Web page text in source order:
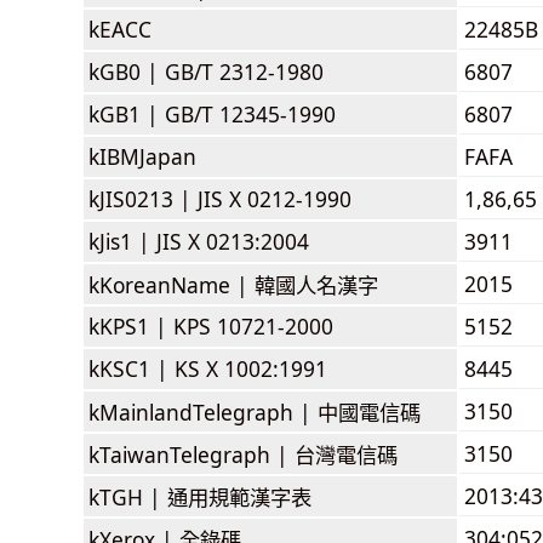
kEACC
22485B
kGB0 | GB/T 2312-1980
6807
kGB1 | GB/T 12345-1990
6807
kIBMJapan
FAFA
kJIS0213 | JIS X 0212-1990
1,86,65
kJis1 | JIS X 0213:2004
3911
kKoreanName | 韓國人名漢字
2015
kKPS1 | KPS 10721-2000
5152
kKSC1 | KS X 1002:1991
8445
kMainlandTelegraph | 中國電信碼
3150
kTaiwanTelegraph | 台灣電信碼
3150
kTGH | 通用規範漢字表